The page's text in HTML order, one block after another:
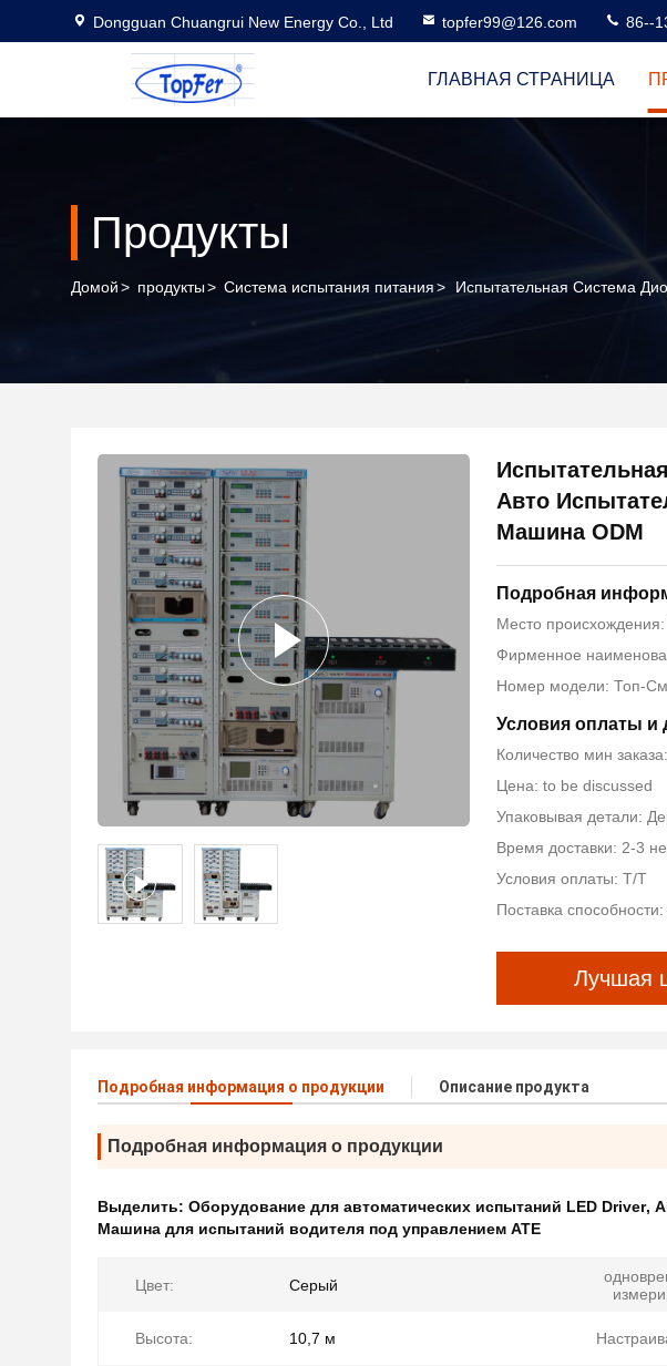
Dongguan Chuangrui New Energy Co., Ltd topfer99@126.com 86--
ГЛАВНАЯ СТРАНИЦА
Продукты
Домой> продукты> Система испытания питания> Испытательная Система
Авто
Машина ODM
Подробная
Место происхождения:
Фирменное
Номер модели: Топ-
Условия оплаты и
Количество мин
Цена: to be discussed
Упаковывая детали:
Время доставки: 2-3
Условия оплаты: T/T
Поставка
Лучшая
Подробная информация о продукции Описание продукта
Подробная информация о продукции
Выделить: Оборудование для автоматических испытаний LED Driver,
Машина для испытаний водителя под управлением ATE
Цвет: Серый
Высота: 10,7 м